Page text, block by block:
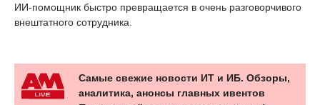
ИИ-помощник быстро превращается в очень разговорчивого
внештатного сотрудника.
Самые свежие новости ИТ и ИБ. Обзоры,
аналитика, анонсы главных ивентов